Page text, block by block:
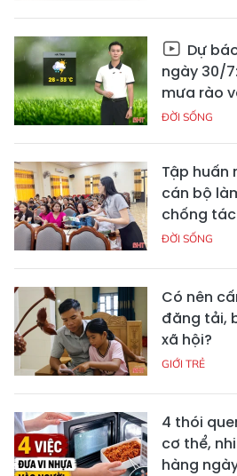
Dự
ngày 30/
mưa rào
ĐỜI SỐNG
Tập huấn
cán bộ
chống
ĐỜI SỐNG
Có nên
đăng tải,
xã hội?
GIỚI TRẺ
4 thói
cơ thể,
hàng